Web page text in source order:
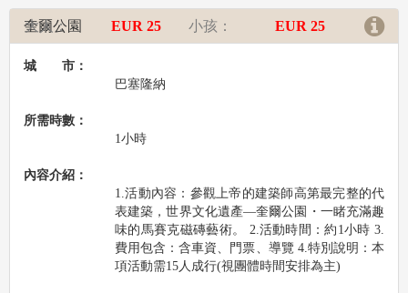
奎爾公園
大人： EUR 25 小孩： EUR 25
城 市：
巴塞隆納
所需時數：
1小時
內容介紹：
1.活動內容：參觀上帝的建築師高第最完整的代
表建築，世界文化遺產—奎爾公園・一睹充滿趣
味的馬賽克磁磚藝術。 2.活動時間：約1小時 3.
費用包含：含車資、門票、導覽 4.特別說明：本
項活動需15人成行(視團體時間安排為主)